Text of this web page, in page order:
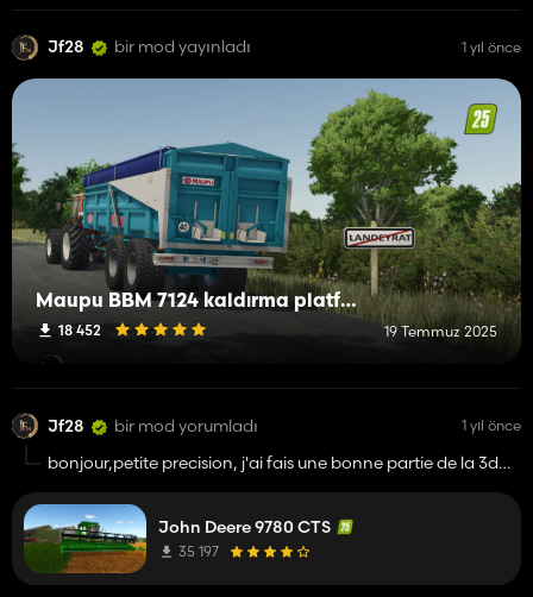
Jf28 bir mod yayınladı 1 yıl önce
Maupu BBM 7124 kaldırma platformu
18 452 19 Temmuz 2025
Jf28 bir mod yorumladı 1 yıl önce
bonjour,petite precision, j'ai fais une bonne partie de la 3d
ce mod sans me prévenir alors que le travail est loin d'être
fini,ce n'est pas dans mon habitude de faire du travail
comme ça je suis vraiment déçu, donc si vous avez des soucis
avec ce mod je ne suis pas responsable !!! merci
John Deere 9780 CTS
35 197